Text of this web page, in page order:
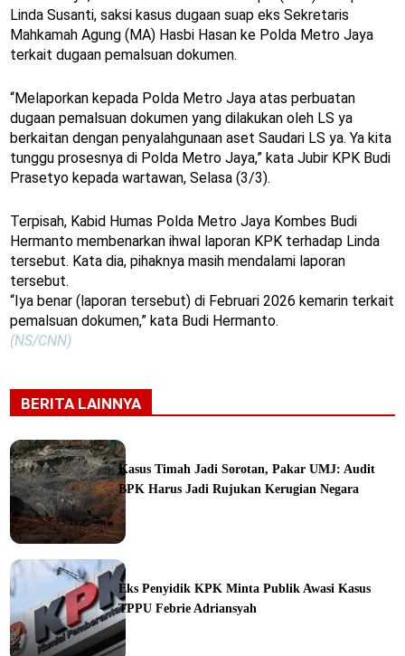
Linda Susanti, saksi kasus dugaan suap eks Sekretaris
Mahkamah Agung (MA) Hasbi Hasan ke Polda Metro Jaya
terkait dugaan pemalsuan dokumen.
“Melaporkan kepada Polda Metro Jaya atas perbuatan
dugaan pemalsuan dokumen yang dilakukan oleh LS ya
berkaitan dengan penyalahgunaan aset Saudari LS ya. Ya kita
tunggu prosesnya di Polda Metro Jaya,” kata Jubir KPK Budi
Prasetyo kepada wartawan, Selasa (3/3).
Terpisah, Kabid Humas Polda Metro Jaya Kombes Budi
Hermanto membenarkan ihwal laporan KPK terhadap Linda
tersebut. Kata dia, pihaknya masih mendalami laporan
tersebut.
“Iya benar (laporan tersebut) di Februari 2026 kemarin terkait
pemalsuan dokumen,” kata Budi Hermanto.
(NS/CNN)
BERITA LAINNYA
Kasus Timah Jadi Sorotan, Pakar UMJ: Audit
BPK Harus Jadi Rujukan Kerugian Negara
Eks Penyidik KPK Minta Publik Awasi Kasus
TPPU Febrie Adriansyah